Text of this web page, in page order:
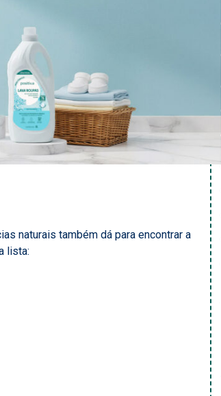
naturais também dá para encontrar a
lista: